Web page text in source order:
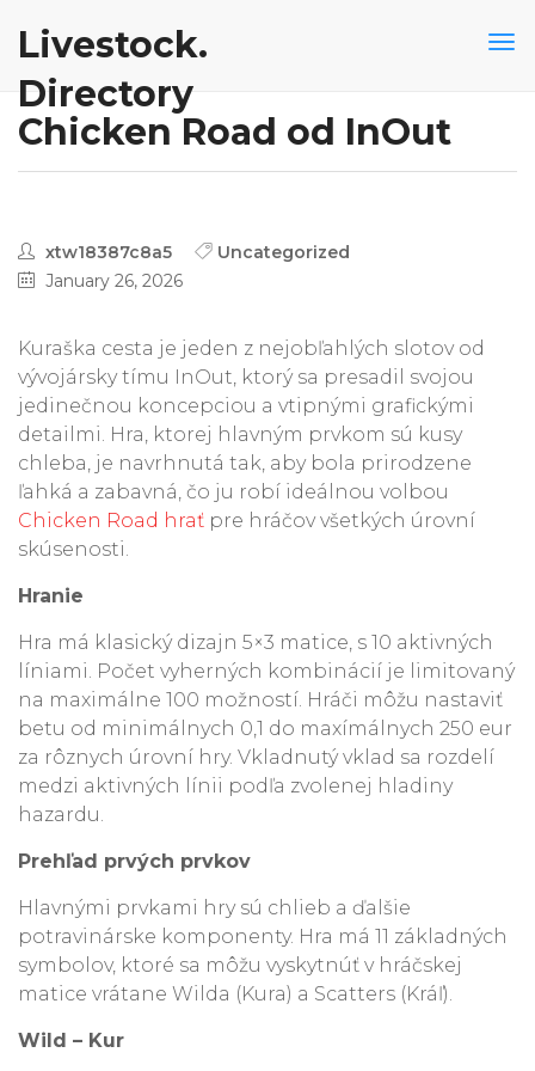
Livestock.
Directory
Chicken Road od InOut
xtw18387c8a5
Uncategorized
January 26, 2026
Kuraška cesta je jeden z nejobľahlých slotov od
vývojársky tímu InOut, ktorý sa presadil svojou
jedinečnou koncepciou a vtipnými grafickými
detailmi. Hra, ktorej hlavným prvkom sú kusy
chleba, je navrhnutá tak, aby bola prirodzene
ľahká a zabavná, čo ju robí ideálnou volbou
Chicken Road hrať pre hráčov všetkých úrovní
skúsenosti.
Hranie
Hra má klasický dizajn 5×3 matice, s 10 aktivných
líniami. Počet vyherných kombinácií je limitovaný
na maximálne 100 možností. Hráči môžu nastaviť
betu od minimálnych 0,1 do maxímálnych 250 eur
za rôznych úrovní hry. Vkladnutý vklad sa rozdelí
medzi aktivných línii podľa zvolenej hladiny
hazardu.
Prehľad prvých prvkov
Hlavnými prvkami hry sú chlieb a ďalšie
potravinárske komponenty. Hra má 11 základných
symbolov, ktoré sa môžu vyskytnúť v hráčskej
matice vrátane Wilda (Kura) a Scatters (Kráľ).
Wild – Kur